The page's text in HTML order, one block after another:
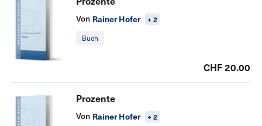
Von Rainer Hofer
+ 2
Buch
CHF 20.00
Prozente
Von Rainer Hofer
+ 2